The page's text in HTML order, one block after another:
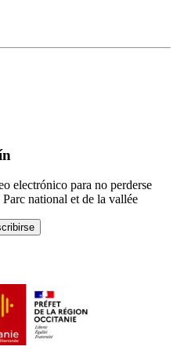
electrónico para no perderse
national et de la vallée